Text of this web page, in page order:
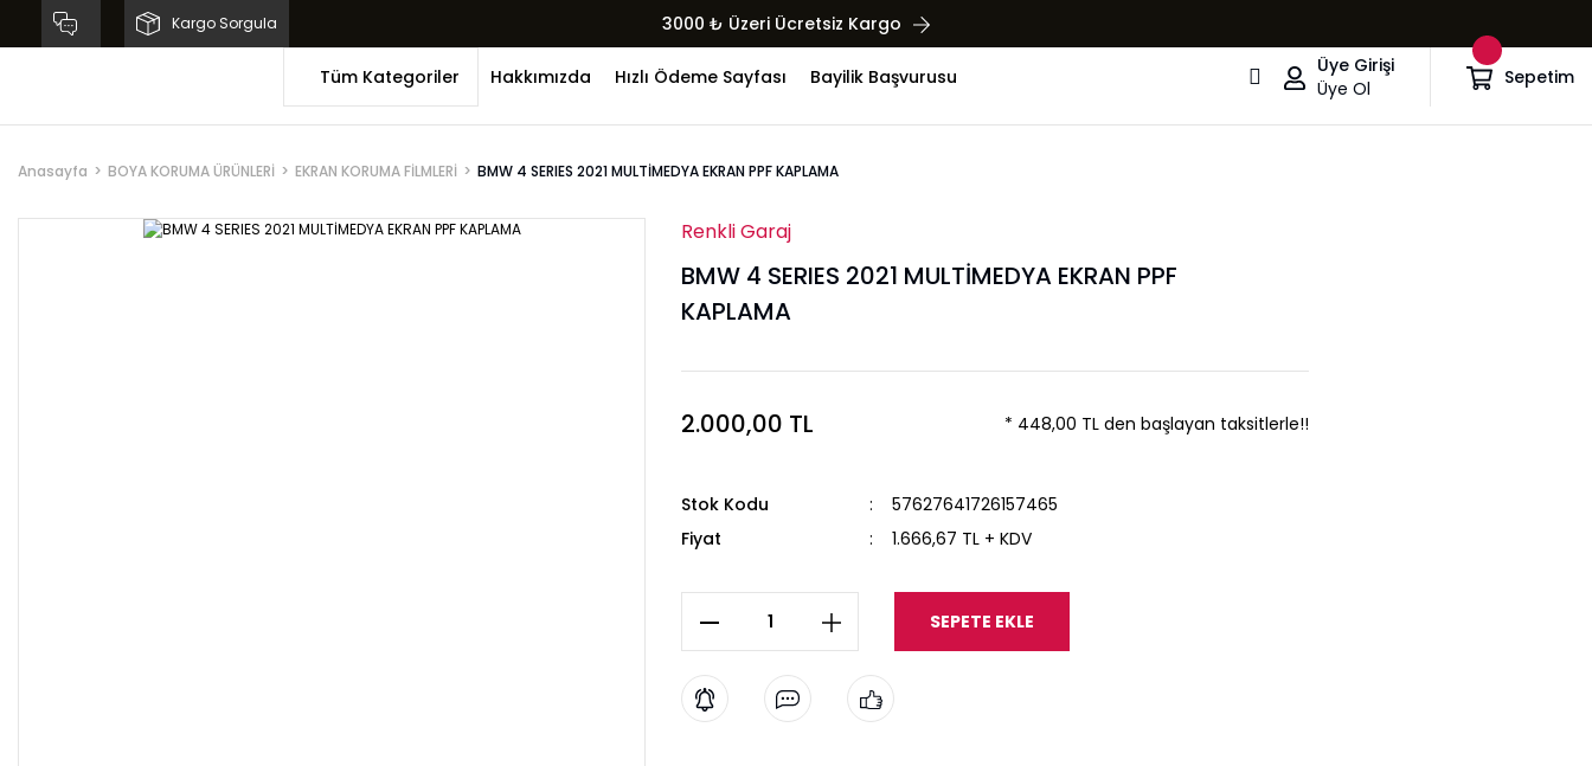
Kargo Sorgula 3000 ₺ Üzeri Ücretsiz Kargo
Tüm Kategoriler Hakkımızda Hızlı Ödeme Sayfası Bayilik Başvurusu
Üye Girişi
Üye Ol
Sepetim
Anasayfa BOYA KORUMA ÜRÜNLERİ EKRAN KORUMA FİLMLERİ BMW 4 SERIES 2021 MULTİMEDYA EKRAN PPF KAPLAMA
Renkli Garaj
BMW 4 SERIES 2021 MULTİMEDYA EKRAN PPF
KAPLAMA
2.000,00 TL * 448,00 TL den başlayan taksitlerle!!
Stok Kodu
57627641726157465
Fiyat
1.666,67 TL + KDV
SEPETE EKLE